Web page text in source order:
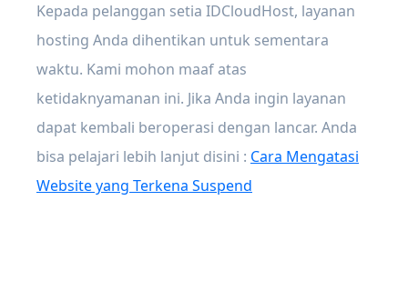
Kepada pelanggan setia IDCloudHost, layanan
hosting Anda dihentikan untuk sementara
waktu. Kami mohon maaf atas
ketidaknyamanan ini. Jika Anda ingin layanan
dapat kembali beroperasi dengan lancar. Anda
bisa pelajari lebih lanjut disini : Cara Mengatasi
Website yang Terkena Suspend